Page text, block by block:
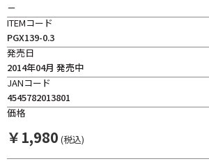
－
ITEMコード
PGX139-0.3
発売日
2014年04月 発売中
JANコード
4545782013801
価格
￥1,980 (税込)